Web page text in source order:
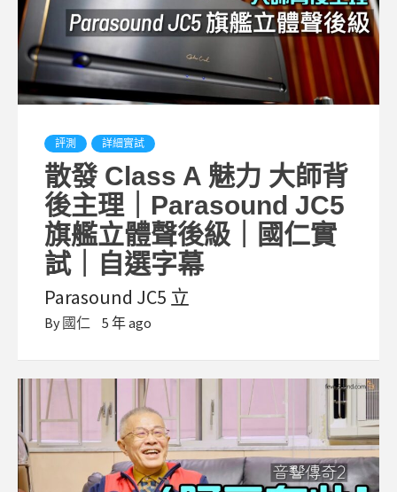
評測 詳細實試
散發 Class A 魅力 大師背
後主理｜Parasound JC5
旗艦立體聲後級｜國仁實
試｜自選字幕
Parasound JC5 立
By 國仁 5 年 ago